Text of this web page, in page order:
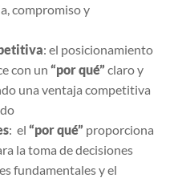
compromiso y
: el posicionamiento
con un “por qué”claro y
una ventaja competitiva
: el “por qué” proporciona
la toma de decisiones
fundamentales y el